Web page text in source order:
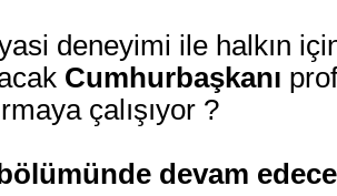
deneyimi ile halkın
Cumhurbaşkanı
çalışıyor ?
bölümünde devam